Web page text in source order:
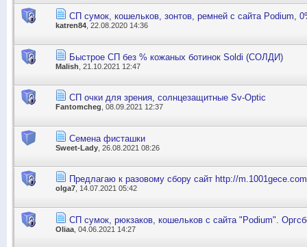
СП сумок, кошельков, зонтов, ремней с сайта Podium,
katren84 , 22.08.2020 14:36
Быстрое СП без % кожаных ботинок Soldi (СОЛДИ)
Malish , 21.10.2021 12:47
СП очки для зрения, солнцезащитные Sv-Optic
Fantomcheg , 08.09.2021 12:37
Семена фисташки
Sweet-Lady , 26.08.2021 08:26
Предлагаю к разовому сбору сайт http://
olga7 , 14.07.2021 05:42
СП сумок, рюкзаков, кошельков с сайта "Podium".
Oliaa , 04.06.2021 14:27